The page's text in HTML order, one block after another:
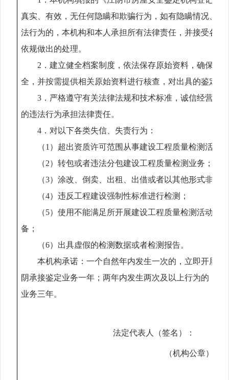
真实、有效，无任何隐瞒和欺骗行为，如有隐瞒情况
法行为的，本机构和本人承担所有法律责任，并接受各级
依规做出的处理。
2 ．建立健全档案制度，依法保存原始资料，确保原
全，并按需提供相关原始资料进行核查，对出具的鉴定报
3 ．严格遵守有关法律法规和技术标准，诚信经营，
的违法行为承担法律责任。
4 ．对以下各类失信、失责行为：
（1 ）超出资质许可范围从事建设工程质量检测活动
（2）转包或者违法分包建设工程质量检测业务；
（3）涂改、倒卖、出租、出借或者以其他形式非法
（4）违反工程建设强制性标准进行检测；
（5）使用不能满足所开展建设工程质量检测活动要
备；
（6）出具虚假的检测数据或者检测报告。
本机构承诺 ：一个自然年内发生一次的，立即开展自
阴承接鉴定业务一年；两年内发生两次及以上行为的，
业务三年。
法定代表人（签名）：
（机构公章）